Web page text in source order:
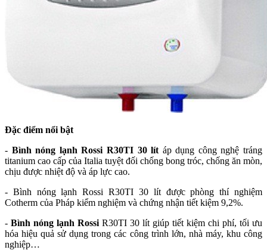
Đặc điểm nổi bật
- Bình nóng lạnh Rossi R30TI 30 lít áp dụng công nghệ tráng
titanium cao cấp của Italia tuyệt đối chống bong tróc, chống ăn mòn,
chịu được nhiệt độ và áp lực cao.
- Bình nóng lạnh Rossi R30TI 30 lít được phòng thí nghiệm
Cotherm của Pháp kiểm nghiệm và chứng nhận tiết kiệm 9,2%.
- Bình nóng lạnh Rossi R30TI 30 lít giúp tiết kiệm chi phí, tối ưu
hóa hiệu quả sử dụng trong các công trình lớn, nhà máy, khu công
nghiệp…